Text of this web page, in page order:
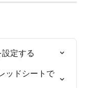
定する
ッドシートで